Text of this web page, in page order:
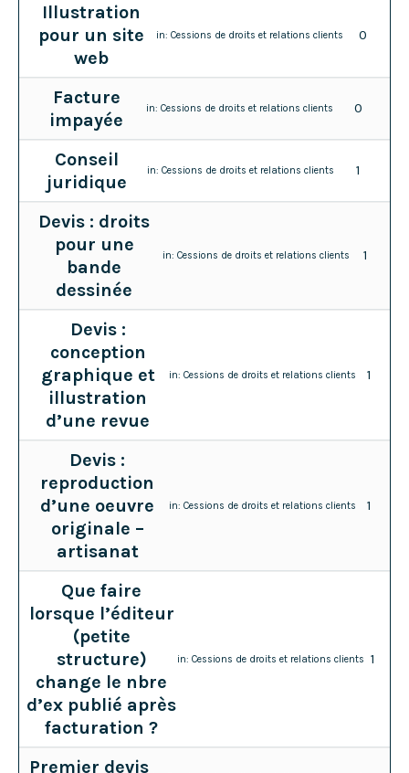
Illustration
pour un site
web
in:Cessions de droits et relations clients 0
Facture
impayée
in:Cessions de droits et relations clients 0
Conseil
juridique
in: Cessions de droits et relations clients 1
Devis : droits
pour une
bande
dessinée
in: Cessions de droits et relations clients 1
Devis :
conception
graphique et
illustration
d’une revue
in:Cessions de droits et relations clients 1
Devis :
reproduction
d’une oeuvre
originale –
artisanat
in: Cessions de droits et relations clients 1
Que faire
lorsque l’éditeur
(petite
structure)
change le nbre
d’ex publié après
facturation ?
in: Cessions de droits et relations clients 1
Premier devis